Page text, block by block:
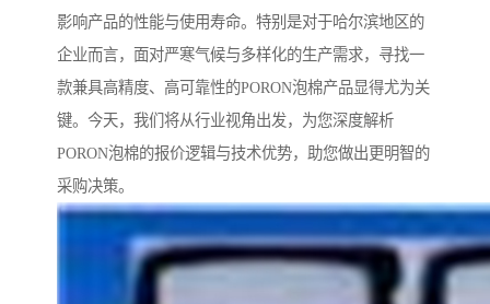
影响产品的性能与使用寿命。特别是对于哈尔滨地区的
企业而言，面对严寒气候与多样化的生产需求，寻找一
款兼具高精度、高可靠性的PORON泡棉产品显得尤为关
键。今天，我们将从行业视角出发，为您深度解析
PORON泡棉的报价逻辑与技术优势，助您做出更明智的
采购决策。